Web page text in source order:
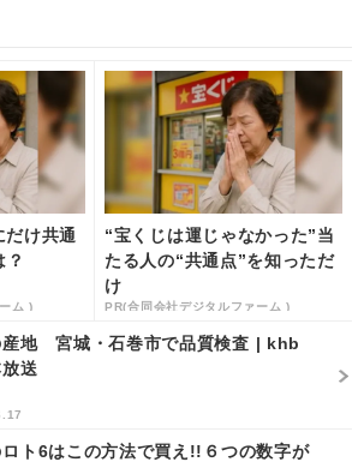
だけ共通
？
ム )
“宝くじは運じゃなかった”当
たる人の“共通点”を知っただ
け
PR(合同会社デジタルファーム )
産地 宮城・石巻市で品質検査 | khb
送
ロト6はこの方法で買え!!６つの数字が